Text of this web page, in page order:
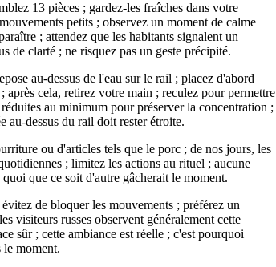
13 pièces ; gardez-les fraîches dans votre
petits ; observez un moment de calme
; attendez que les habitants signalent un
de clarté ; ne risquez pas un geste précipité.
au-dessus de l'eau sur le rail ; placez d'abord
après cela, retirez votre main ; reculez pour permettre
au minimum pour préserver la concentration ;
au-dessus du rail doit rester étroite.
ou d'articles tels que le porc ; de nos jours, les
; limitez les actions au rituel ; aucune
que ce soit d'autre gâcherait le moment.
de bloquer les mouvements ; préférez un
visiteurs russes observent généralement cette
sûr ; cette ambiance est réelle ; c'est pourquoi
le moment.